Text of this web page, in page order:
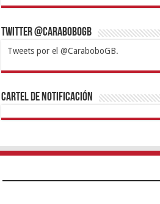
Twitter @CaraboboGB
Tweets por el @CaraboboGB.
1xbetBetturkeyBetistKralbet
https://mvbcasino.com/
Cartel de Notificación